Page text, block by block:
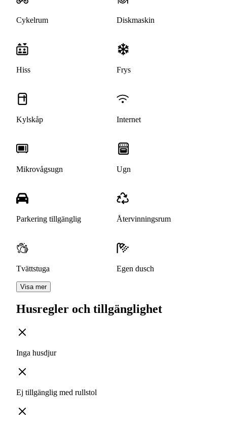
Cykelrum Diskmaskin
Hiss Frys
Kylskåp Internet
Mikrovågsugn Ugn
Parkering tillgänglig Återvinningsrum
Tvättstuga Egen dusch
Visa mer
Husregler och tillgänglighet
Inga husdjur
Ej tillgänglig med rullstol